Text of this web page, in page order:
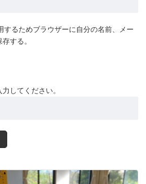
するためブラウザーに自分の名前、メー
する。
してください。